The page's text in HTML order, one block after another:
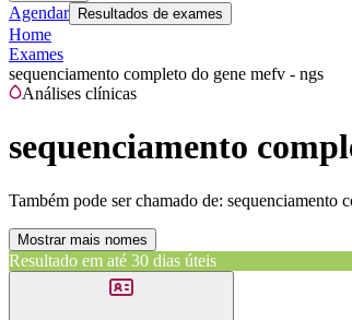
Agendar Resultados de exames
Home
Exames
sequenciamento completo do gene mefv - ngs
Análises clínicas
sequenciamento
Também pode ser chamado de: sequenciamento
Mostrar mais nomes
Resultado em até 30 dias úteis